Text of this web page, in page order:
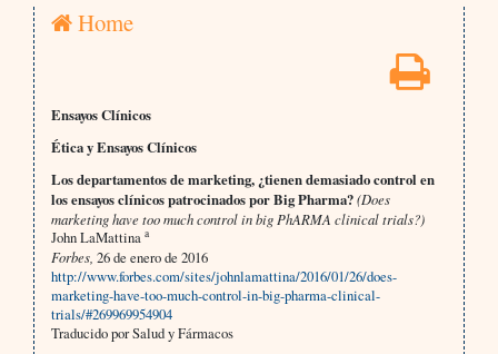
Home
Ensayos Clínicos
Ética y Ensayos Clínicos
Los departamentos de marketing, ¿tienen demasiado control en
los ensayos clínicos patrocinados por Big Pharma?(Does
marketing have too much control in big PhARMA clinical trials?)
John LaMattina a
Forbes, 26 de enero de 2016
http://www.forbes.com/sites/johnlamattina/2016/01/26/does-
marketing-have-too-much-control-in-big-pharma-clinical-
trials/#269969954904
Traducido por Salud y Fármacos